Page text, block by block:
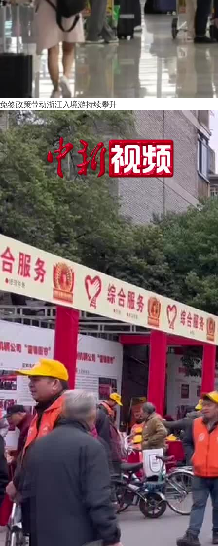
免签政策带动浙江入境游持续攀升